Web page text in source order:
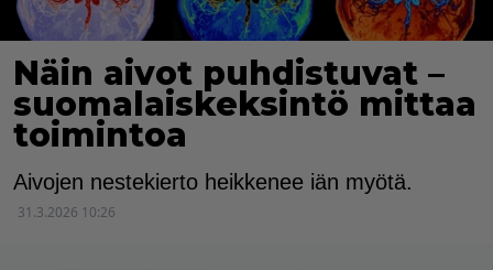
Näin aivot puhdistuvat –
suomalaiskeksintö mittaa
toimintoa
Aivojen nestekierto heikkenee iän myötä.
31.3.2026 10:26